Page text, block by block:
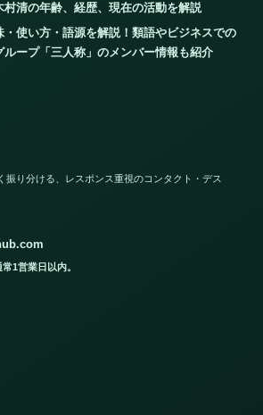
清の年齢、経歴、現在の活動を解説
・使い方・語源を解説！類語やビジネスでの
ープ「三人称」のメンバー情報も紹介
振り分ける、レスポンス重視のコンタクト・デス
1営業日以内。